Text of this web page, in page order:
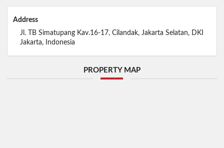
Address
Jl. TB Simatupang Kav.16-17, Cilandak, Jakarta Selatan, DKI
Jakarta, Indonesia
PROPERTY MAP